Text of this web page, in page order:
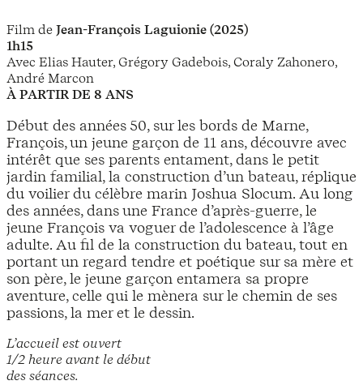
L’accueil est ouvert
1/2 heure avant le début
des séances.
Film de Jean-François Laguionie (2025)
1h15
Avec Elias Hauter, Grégory Gadebois, Coraly Zahonero,
André Marcon
À PARTIR DE 8 ANS
Début des années 50, sur les bords de Marne,
François, un jeune garçon de 11 ans, découvre avec
intérêt que ses parents entament, dans le petit
jardin familial, la construction d’un bateau, réplique
du voilier du célèbre marin Joshua Slocum. Au long
des années, dans une France d’après-guerre, le
jeune François va voguer de l’adolescence à l’âge
adulte. Au fil de la construction du bateau, tout en
portant un regard tendre et poétique sur sa mère et
son père, le jeune garçon entamera sa propre
aventure, celle qui le mènera sur le chemin de ses
passions, la mer et le dessin.